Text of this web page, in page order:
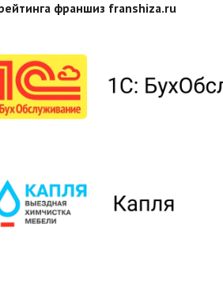
франшиз franshiza.ru